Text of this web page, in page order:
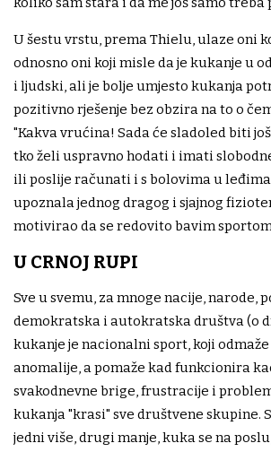
U šestu vrstu, prema Thielu, ulaze oni
odnosno oni koji misle da je kukanje u
i ljudski, ali je bolje umjesto kukanja
pozitivno rješenje bez obzira na to o
"Kakva vrućina! Sada će sladoled biti
tko želi uspravno hodati i imati
ili poslije računati i s bolovima u
upoznala jednog dragog i sjajnog
motivirao da se redovito bavim
U CRNOJ RUPI
Sve u svemu, za mnoge nacije, narode,
demokratska i autokratska društva (o
kukanje je nacionalni sport, koji
anomalije, a pomaže kad funkcionira
svakodnevne brige, frustracije i
kukanja "krasi" sve društvene skupine.
jedni više, drugi manje, kuka se na